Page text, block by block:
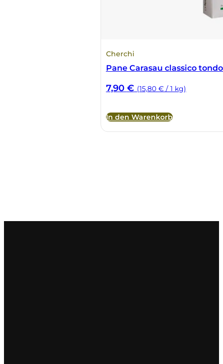
Cherchi
Pane Carasau classico
7,90 € (15,80 € / 1 kg)
In den Warenkorb